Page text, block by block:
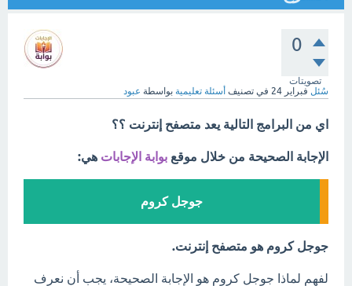
0
تصويتات
سُئل فبراير 24 في تصنيف أسئلة تعليمية بواسطة عبود
اي من البرامج التالية يعد متصفح إنترنت ؟؟
الإجابة الصحيحة من خلال موقع بوابة الإجابات هي:
جوجل كروم
جوجل كروم هو متصفح إنترنت.
لفهم لماذا جوجل كروم هو الإجابة الصحيحة، يجب أن نعرف